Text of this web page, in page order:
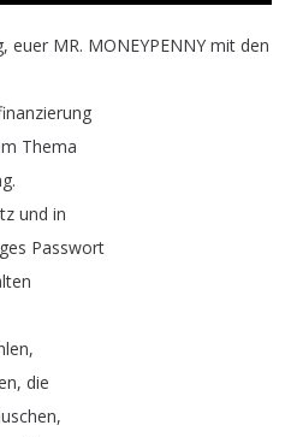
, euer MR. MONEYPENNY mit den
Thema
.
und in
Passwort
,
, die
,